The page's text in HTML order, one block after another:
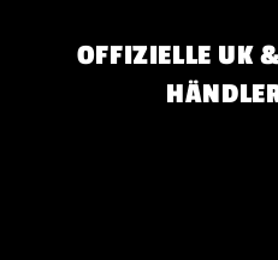
OFFIZIELLE UK